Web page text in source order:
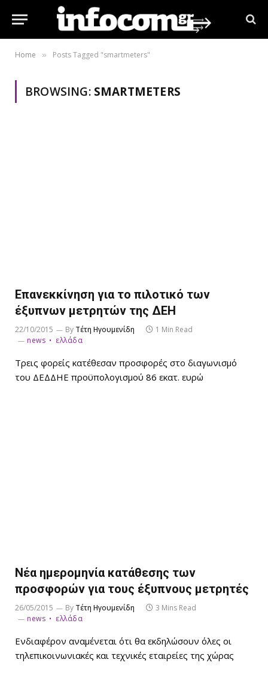
Home » Posts Tagged "smartmeters"
BROWSING: SMARTMETERS
Επανεκκίνηση για το πιλοτικό των
έξυπνων μετρητών της ΔΕΗ
22/10/2015 By Τέτη Ηγουμενίδη
1 Min Read
news
ελλάδα
Τρεις φορείς κατέθεσαν προσφορές στο διαγωνισμό
του ΔΕΔΔΗΕ προϋπολογισμού 86 εκατ. ευρώ
Νέα ημερομηνία κατάθεσης των
προσφορών για τους έξυπνους μετρητές
26/05/2015 By Τέτη Ηγουμενίδη
3 Mins Read
news
ελλάδα
Ενδιαφέρον αναμένεται ότι θα εκδηλώσουν όλες οι
τηλεπικοινωνιακές και τεχνικές εταιρείες της χώρας